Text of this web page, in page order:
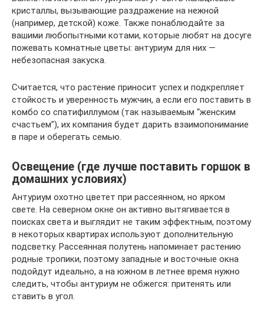
кристаллы, вызывающие раздражение на нежной
(например, детской) коже. Также понаблюдайте за
вашими любопытными котами, которые любят на досуге
пожевать комнатные цветы: антуриум для них —
небезопасная закуска.
Считается, что растение приносит успех и подкрепляет
стойкость и уверенность мужчин, а если его поставить в
комбо со спатифиллумом (так называемым “женским
счастьем”), их компания будет дарить взаимопонимание
в паре и оберегать семью.
Освещение (где лучше поставить горшок в
домашних условиях)
Антуриум охотно цветет при рассеянном, но ярком
свете. На северном окне он активно вытягивается в
поисках света и выглядит не таким эффектным, поэтому
в некоторых квартирах используют дополнительную
подсветку. Рассеянная полутень напоминает растению
родные тропики, поэтому западные и восточные окна
подойдут идеально, а на южном в летнее время нужно
следить, чтобы антуриум не обжегся: притенять или
ставить в угол.